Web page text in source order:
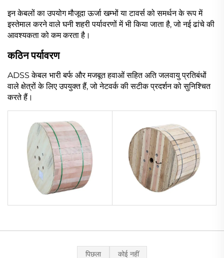
इन केबलों का उपयोग मौजूदा ऊर्जा खम्भों या टावर्स को समर्थन के रूप में
इस्तेमाल करने वाले घनी शहरी पर्यावरणों में भी किया जाता है, जो नई ढांचे की
आवश्यकता को कम करता है।
कठिन पर्यावरण
ADSS केबल भारी बर्फ और मजबूत हवाओं सहित अति जलवायु प्रतिबंधों
वाले क्षेत्रों के लिए उपयुक्त हैं, जो नेटवर्क की सटीक प्रदर्शन को सुनिश्चित
करते हैं।
पिछला कोई नहीं